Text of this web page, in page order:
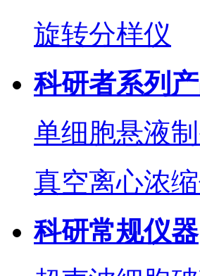
旋转分样仪
科研者系列
单细胞悬液
真空离心浓
科研常规仪器